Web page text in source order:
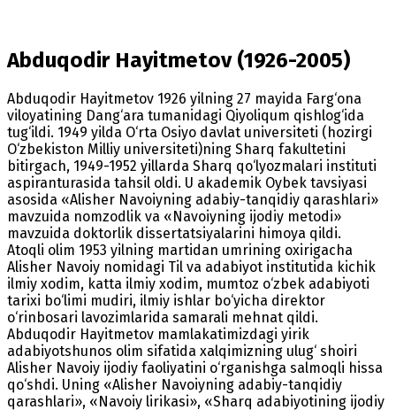
Abduqodir Hayitmetov (1926-2005)
Abduqodir Hayitmetov 1926 yilning 27 mayida Farg‘ona
viloyatining Dang‘ara tumanidagi Qiyoliqum qishlog‘ida
tug‘ildi. 1949 yilda O‘rta Osiyo davlat universiteti (hozirgi
O‘zbekiston Milliy universiteti)ning Sharq fakultetini
bitirgach, 1949-1952 yillarda Sharq qo‘lyozmalari instituti
aspiranturasida tahsil oldi. U akademik Oybek tavsiyasi
asosida «Alisher Navoiyning adabiy-tanqidiy qarashlari»
mavzuida nomzodlik va «Navoiyning ijodiy metodi»
mavzuida doktorlik dissertatsiyalarini himoya qildi.
Atoqli olim 1953 yilning martidan umrining oxirigacha
Alisher Navoiy nomidagi Til va adabiyot institutida kichik
ilmiy xodim, katta ilmiy xodim, mumtoz o‘zbek adabiyoti
tarixi bo‘limi mudiri, ilmiy ishlar bo‘yicha direktor
o‘rinbosari lavozimlarida samarali mehnat qildi.
Abduqodir Hayitmetov mamlakatimizdagi yirik
adabiyotshunos olim sifatida xalqimizning ulug‘ shoiri
Alisher Navoiy ijodiy faoliyatini o‘rganishga salmoqli hissa
qo‘shdi. Uning «Alisher Navoiyning adabiy-tanqidiy
qarashlari», «Navoiy lirikasi», «Sharq adabiyotining ijodiy